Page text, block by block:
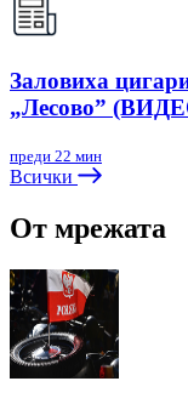
Заловиха
„Лесово”
преди 22 мин
Всички
От мрежата